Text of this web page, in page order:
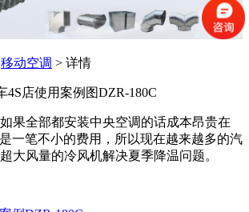
移动空调 > 详情
4S店使用案例图DZR-180C
果全部都安装中央空调的话成本昂贵在
一笔不小的费用，所以现在越来越多的汽
大风量的冷风机解决夏季降温问题。